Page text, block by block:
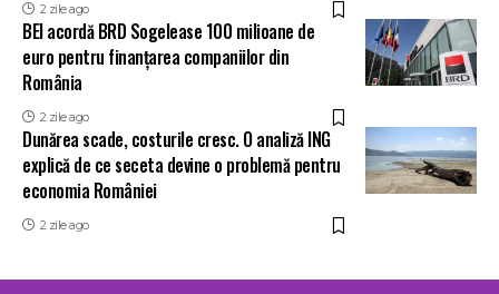
2 zile ago
BEI acordă BRD Sogelease 100 milioane de
euro pentru finanțarea companiilor din
România
2 zile ago
Dunărea scade, costurile cresc. O analiză ING
explică de ce seceta devine o problemă pentru
economia României
2 zile ago